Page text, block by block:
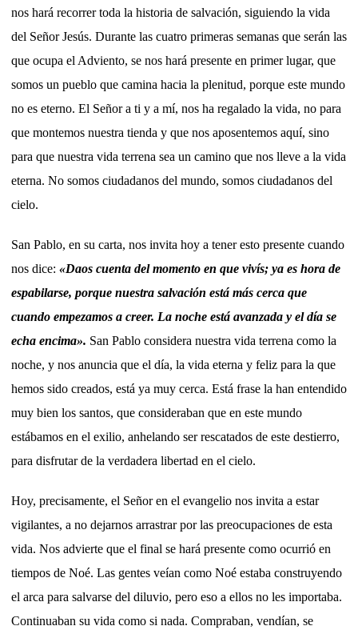
nos hará recorrer toda la historia de salvación, siguiendo la vida
del Señor Jesús. Durante las cuatro primeras semanas que serán las
que ocupa el Adviento, se nos hará presente en primer lugar, que
somos un pueblo que camina hacia la plenitud, porque este mundo
no es eterno. El Señor a ti y a mí, nos ha regalado la vida, no para
que montemos nuestra tienda y que nos aposentemos aquí, sino
para que nuestra vida terrena sea un camino que nos lleve a la vida
eterna. No somos ciudadanos del mundo, somos ciudadanos del
cielo.
San Pablo, en su carta, nos invita hoy a tener esto presente cuando
nos dice: «Daos cuenta del momento en que vivís; ya es hora de
espabilarse, porque nuestra salvación está más cerca que
cuando empezamos a creer. La noche está avanzada y el día se
echa encima». San Pablo considera nuestra vida terrena como la
noche, y nos anuncia que el día, la vida eterna y feliz para la que
hemos sido creados, está ya muy cerca. Está frase la han entendido
muy bien los santos, que consideraban que en este mundo
estábamos en el exilio, anhelando ser rescatados de este destierro,
para disfrutar de la verdadera libertad en el cielo.
Hoy, precisamente, el Señor en el evangelio nos invita a estar
vigilantes, a no dejarnos arrastrar por las preocupaciones de esta
vida. Nos advierte que el final se hará presente como ocurrió en
tiempos de Noé. Las gentes veían como Noé estaba construyendo
el arca para salvarse del diluvio, pero eso a ellos no les importaba.
Continuaban su vida como si nada. Compraban, vendían, se